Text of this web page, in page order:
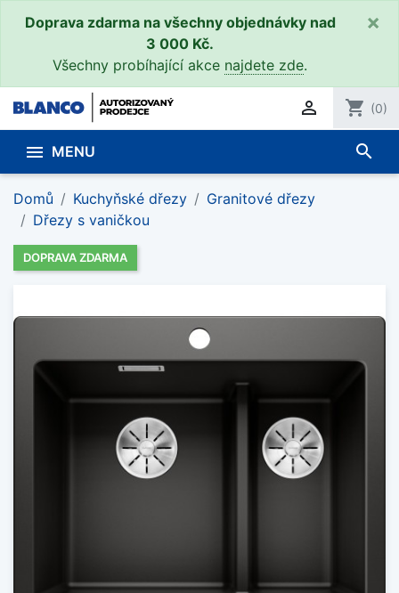
Doprava zdarma na všechny objednávky nad
3 000 Kč.
Všechny probíhající akce najdete zde.
×
 shopping_cart (0)
 MENU search
Domů Kuchyňské dřezy
Granitové dřezy
Dřezy s vaničkou
DOPRAVA ZDARMA